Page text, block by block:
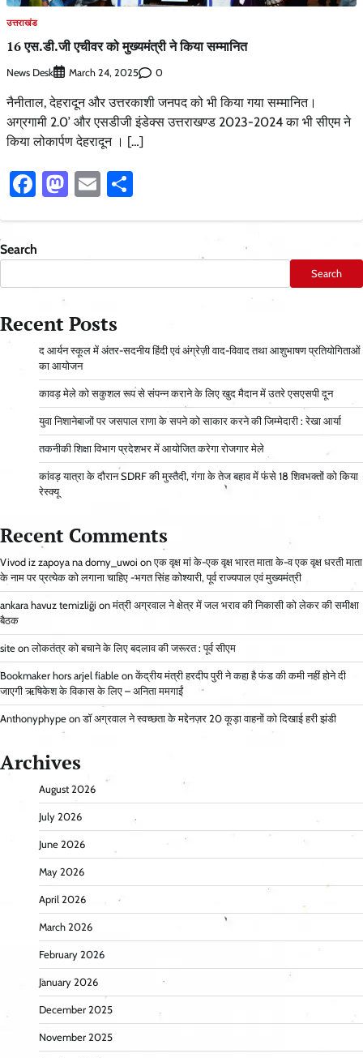
उत्तराखंड
16 एस.डी.जी एचीवर को मुख्यमंत्री ने किया सम्मानित
News Desk March 24, 2025 0
नैनीताल, देहरादून और उत्तरकाशी जनपद को भी किया गया सम्मानित।
अग्रगामी 2.0’ और एसडीजी इंडेक्स उत्तराखण्ड 2023-2024 का भी सीएम ने
किया लोकार्पण देहरादून । […]
Facebook
Mastodon
Email
Search
Search
Recent Posts
द आर्यन स्कूल में अंतर-सदनीय हिंदी एवं अंग्रेज़ी वाद-विवाद तथा आशुभाषण प्रतियोगिताओं
का आयोजन
कावड़ मेले को सकुशल रूप से संपन्न कराने के लिए खुद मैदान में उतरे एसएसपी दून
युवा निशानेबाजों पर जसपाल राणा के सपने को साकार करने की जिम्मेदारी : रेखा आर्या
तकनीकी शिक्षा विभाग प्रदेशभर में आयोजित करेगा रोजगार मेले
कांवड़ यात्रा के दौरान SDRF की मुस्तैदी, गंगा के तेज बहाव में फंसे 18 शिवभक्तों को किया
रेस्क्यू
Recent Comments
Vivod iz zapoya na domy_uwoi onएक वृक्ष मां के-एक वृक्ष भारत माता के-व एक वृक्ष धरती माता
के नाम पर प्रत्येक को लगाना चाहिए -भगत सिंह कोश्यारी, पूर्व राज्यपाल एवं मुख्यमंत्री
ankara havuz temizliği onमंत्री अग्रवाल ने क्षेत्र में जल भराव की निकासी को लेकर की समीक्षा
बैठक
site onलोकतंत्र को बचाने के लिए बदलाव की जरूरत : पूर्व सीएम
Bookmaker hors arjel fiable onकेंद्रीय मंत्री हरदीप पुरी ने कहा है फंड की कमी नहीं होने दी
जाएगी ऋषिकेश के विकास के लिए – अनिता ममगाईं
Anthonyphype onडॉ अग्रवाल ने स्वच्छता के मद्देनज़र 20 कूड़ा वाहनों को दिखाई हरी झंडी
Archives
August 2026
July 2026
June 2026
May 2026
April 2026
March 2026
February 2026
January 2026
December 2025
November 2025